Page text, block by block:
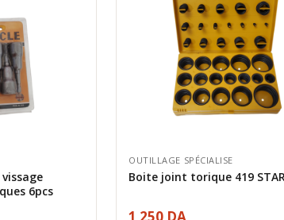
vissage
6pcs
OUTILLAGE SPÉCIALISE
Boite joint torique 419
1 250 DA